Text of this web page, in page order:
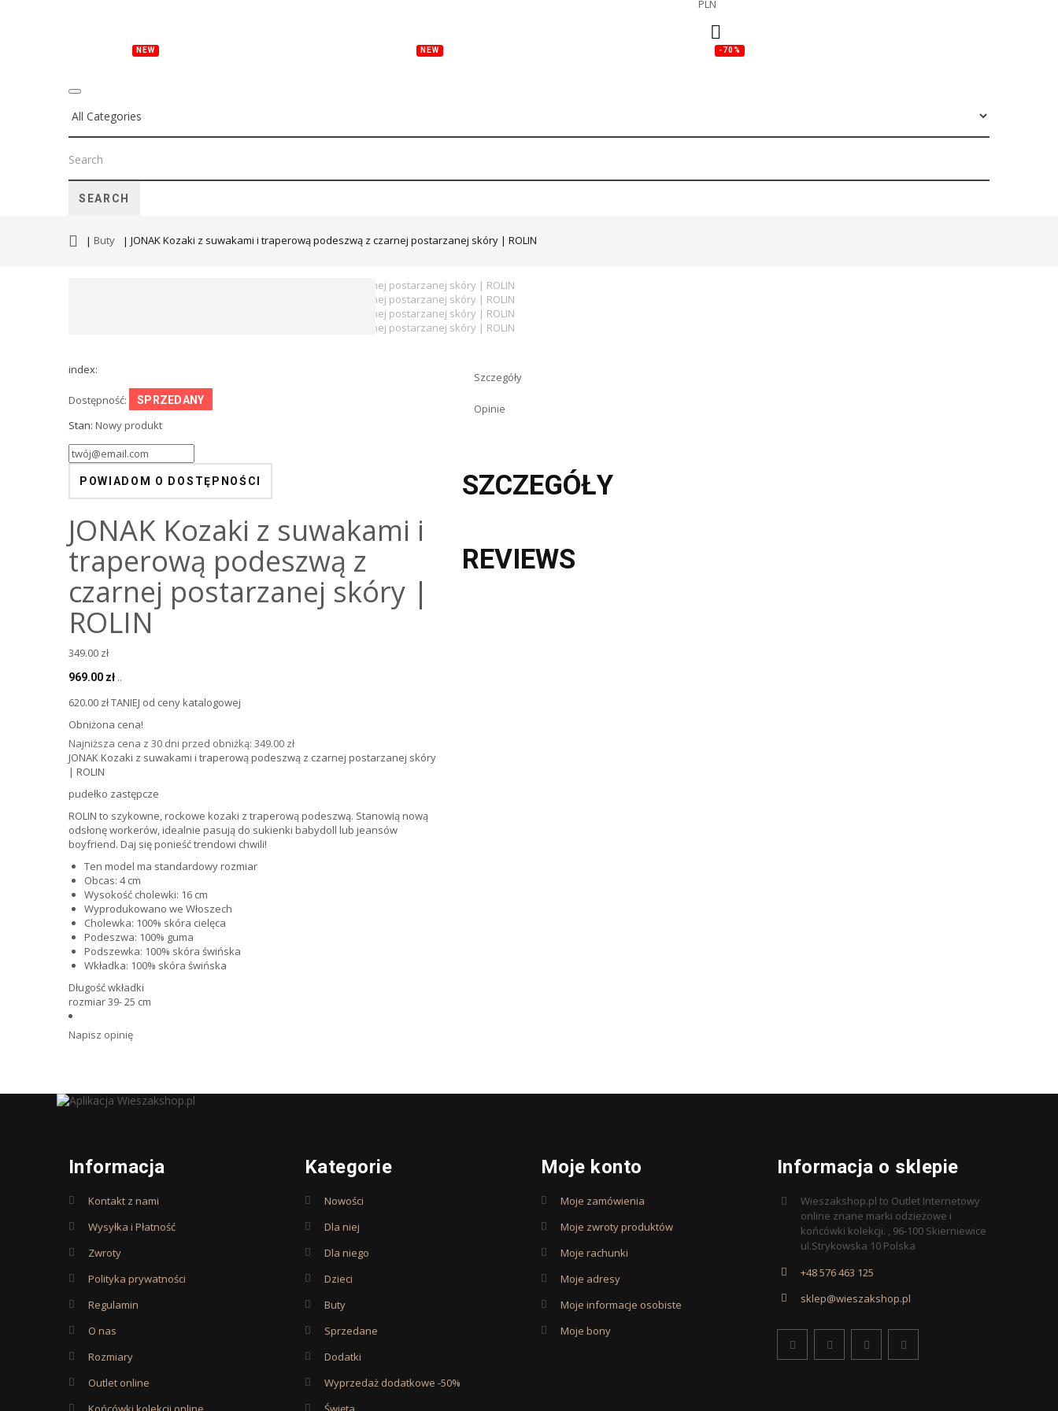
PLN
NEW NEW -70%
SEARCH
Buty JONAK Kozaki z suwakami i traperową podeszwą z czarnej postarzanej skóry | ROLIN
index:
Dostępność: SPRZEDANY
Stan: Nowy produkt
POWIADOM O DOSTĘPNOŚCI
JONAK Kozaki z suwakami i
traperową podeszwą z
czarnej postarzanej skóry |
ROLIN
349.00 zł
969.00 zł ..
620.00 zł TANIEJ od ceny katalogowej
Obniżona cena!
Najniższa cena z 30 dni przed obniżką: 349.00 zł
JONAK Kozaki z suwakami i traperową podeszwą z czarnej postarzanej skóry
| ROLIN
pudełko zastępcze
ROLIN to szykowne, rockowe kozaki z traperową podeszwą. Stanowią nową
odsłonę workerów, idealnie pasują do sukienki babydoll lub jeansów
boyfriend. Daj się ponieść trendowi chwili!
Ten model ma standardowy rozmiar
Obcas: 4 cm
Wysokość cholewki: 16 cm
Wyprodukowano we Włoszech
Cholewka: 100% skóra cielęca
Podeszwa: 100% guma
Podszewka: 100% skóra świńska
Wkładka: 100% skóra świńska
Długość wkładki
rozmiar 39- 25 cm
Napisz opinię
Szczegóły
Opinie
SZCZEGÓŁY
REVIEWS
Informacja
Kontakt z nami
Wysyłka i Płatność
Zwroty
Polityka prywatności
Regulamin
O nas
Rozmiary
Outlet online
Kategorie
Nowości
Dla niej
Dla niego
Dzieci
Buty
Sprzedane
Dodatki
Wyprzedaż dodatkowe -50%
Moje konto
Moje zamówienia
Moje zwroty produktów
Moje rachunki
Moje adresy
Moje informacje osobiste
Moje bony
Informacja o sklepie
Wieszakshop.pl to Outlet Internetowy
online znane marki odzieżowe i
końcówki kolekcji. , 96-100 Skierniewice
ul.Strykowska 10 Polska
+48 576 463 125
sklep@wieszakshop.pl